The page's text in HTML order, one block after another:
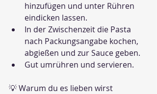
hinzufügen und unter Rühren
eindicken lassen.
In der Zwischenzeit die Pasta
nach Packungsangabe kochen,
abgießen und zur Sauce geben.
Gut umrühren und servieren.
💡 Warum du es lieben wirst